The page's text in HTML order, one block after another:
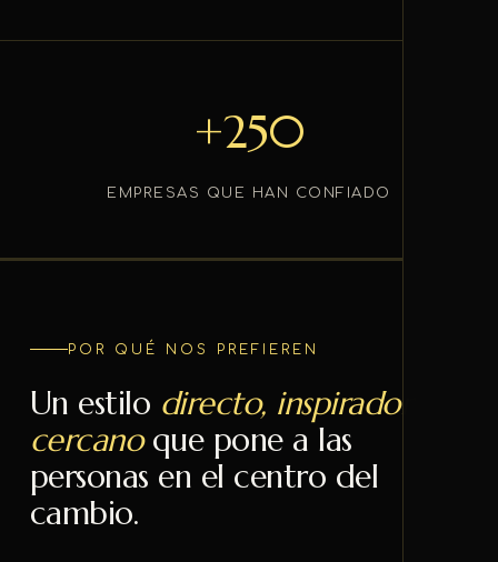
+250
EMPRESAS QUE HAN CONFIADO
POR QUÉ NOS PREFIEREN
Un estilo directo, inspirador y
cercanoque pone a las
personas en el centro del
cambio.